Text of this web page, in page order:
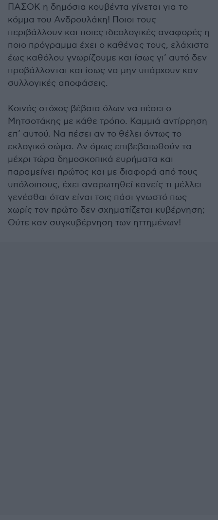
ΠΑΣΟΚ η δημόσια κουβέντα γίνεται για το
κόμμα του Ανδρουλάκη! Ποιοι τους
περιβάλλουν και ποιες ιδεολογικές αναφορές η
ποιο πρόγραμμα έχει ο καθένας τους, ελάχιστα
έως καθόλου γνωρίζουμε και ίσως γι’ αυτό δεν
προβάλλονται και ίσως να μην υπάρχουν καν
συλλογικές αποφάσεις.
Κοινός στόχος βέβαια όλων να πέσει ο
Μητσοτάκης με κάθε τρόπο. Καμμιά αντίρρηση
επ’ αυτού. Να πέσει αν το θέλει όντως το
εκλογικό σώμα. Αν όμως επιβεβαιωθούν τα
μέχρι τώρα δημοσκοπικά ευρήματα και
παραμείνει πρώτος και με διαφορά από τους
υπόλοιπους, έχει αναρωτηθεί κανείς τι μέλλει
γενέσθαι όταν είναι τοις πάσι γνωστό πως
χωρίς τον πρώτο δεν σχηματίζεται κυβέρνηση;
Ούτε καν συγκυβέρνηση των ηττημένων!